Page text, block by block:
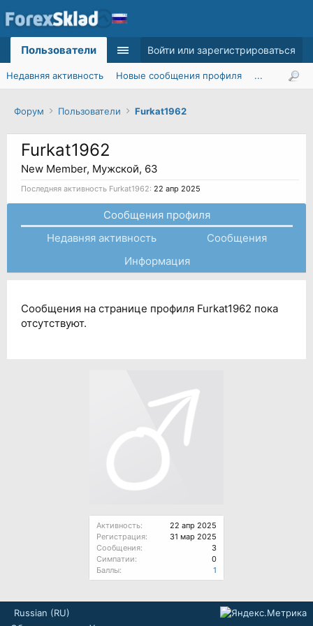
Форум Пользователи Furkat1962
Активность:
22 апр 2025
Регистрация:
31 мар 2025
Сообщения:
3
Симпатии:
0
Баллы:
1
Furkat1962
New Member, Мужской, 63
Последняя активность Furkat1962: 22 апр 2025
Сообщения профиля
Недавняя активность
Сообщения
Информация
Сообщения на странице профиля Furkat1962 пока
отсутствуют.
Пользователи
Недавняя активность Новые сообщения профиля ...
Войти или зарегистрироваться
Russian (RU)